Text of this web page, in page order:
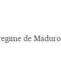
de Maduro